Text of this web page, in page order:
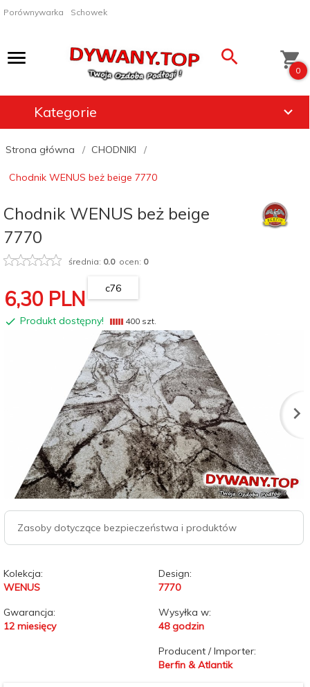
Porównywarka Schowek
0
Kategorie
Strona główna CHODNIKI
Chodnik WENUS beż beige 7770
Chodnik WENUS beż beige
7770
średnia: 0.0ocen: 0
6,30 PLN c76
Produkt dostępny! 400 szt.
Zasoby dotyczące bezpieczeństwa i produktów
Kolekcja:
WENUS
Design:
7770
Gwarancja:
12 miesięcy
Wysyłka w:
48 godzin
Producent / Importer:
Berfin & Atlantik